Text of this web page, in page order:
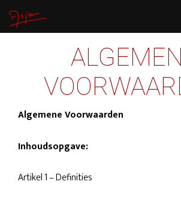
Algemene Voorwaarden
Inhoudsopgave:
Artikel 1 – Definities